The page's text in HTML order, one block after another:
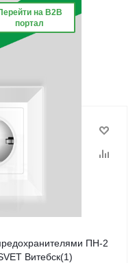
ПН-2
400х360х190 IP54 SVET Витебск(1)
на B2B
портал